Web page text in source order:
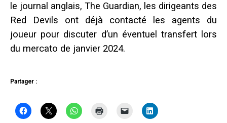
le journal anglais, The Guardian, les dirigeants des
Red Devils ont déjà contacté les agents du
joueur pour discuter d’un éventuel transfert lors
du mercato de janvier 2024.
Partager :